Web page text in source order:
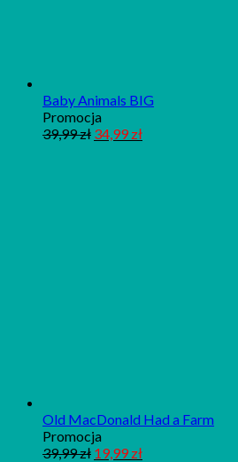
Baby Animals BIG
PromocjaProdukt
w
39,99zł 34,99zł
Old MacDonald Had a Farm
PromocjaProdukt
w
39,99zł 19,99zł